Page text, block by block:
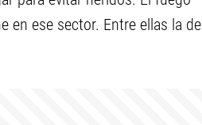
en ese sector. Entre ellas la de